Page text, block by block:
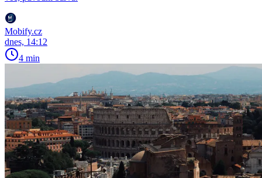
Mobify.cz
dnes, 14:12
4 min